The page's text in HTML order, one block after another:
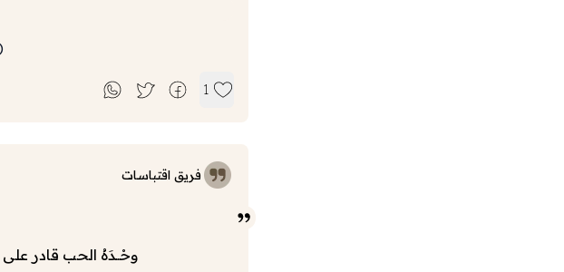
(
1
فريق اقتباسات
وحْــدَهُ الحب قادر